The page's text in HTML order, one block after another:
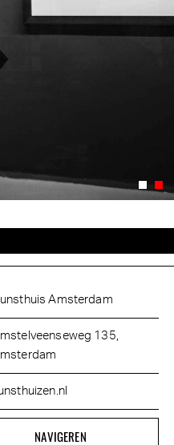
Amsterdam
135,
NAVIGEREN